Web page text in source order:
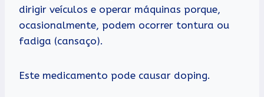
dirigir veículos e operar máquinas porque,
ocasionalmente, podem ocorrer tontura ou
fadiga (cansaço).
Este medicamento pode causar doping.